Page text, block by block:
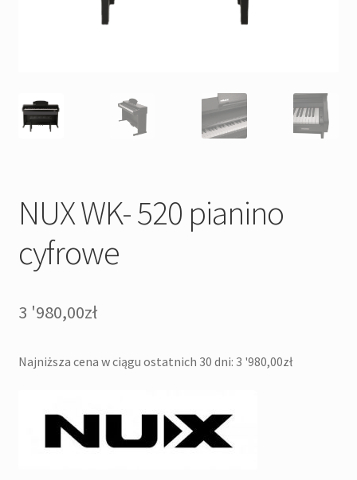
NUX WK- 520 pianino
cyfrowe
3 '980,00zł
Najniższa cena w ciągu ostatnich 30 dni: 3 '980,00zł